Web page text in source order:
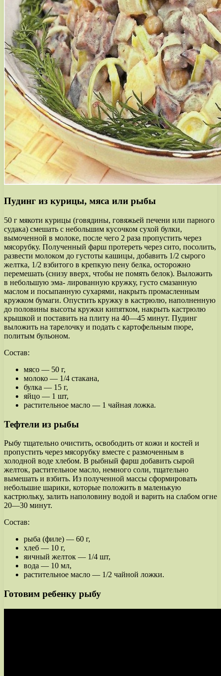
Пудинг из курицы, мяса или рыбы
50 г мякоти курицы (говядины, говяжьей печени или парного
судака) смешать с небольшим кусочком сухой булки,
вымоченной в молоке, после чего 2 раза пропустить через
мясорубку. Полученный фарш протереть через сито, посолить,
развести молоком до густоты кашицы, добавить 1/2 сырого
желтка, 1/2 взбитого в крепкую пену белка, осторожно
перемешать (снизу вверх, чтобы не помять белок). Выложить
в небольшую эма- лированную кружку, густо смазанную
маслом и посыпанную сухарями, накрыть промасленным
кружком бумаги. Опустить кружку в кастрюлю, наполненную
до половины высоты кружки кипятком, накрыть кастрюлю
крышкой и поставить на плиту на 40—45 минут. Пудинг
выложить на тарелочку и подать с картофельным пюре,
политым бульоном.
Состав:
мясо — 50 г,
молоко — 1/4 стакана,
булка — 15 г,
яйцо — 1 шт,
растительное масло — 1 чайная ложка.
Тефтели из рыбы
Рыбу тщательно очистить, освободить от кожи и костей и
пропустить через мясорубку вместе с размоченным в
холодной воде хлебом. В рыбный фарш добавить сырой
желток, растительное масло, немного соли, тщательно
вымешать и взбить. Из полученной массы сформировать
небольшие шарики, которые положить в маленькую
кастрюльку, залить наполовину водой и варить на слабом огне
20—30 минут.
Состав:
рыба (филе) — 60 г,
хлеб — 10 г,
яичный желток — 1/4 шт,
вода — 10 мл,
растительное масло — 1/2 чайной ложки.
Готовим ребенку рыбу